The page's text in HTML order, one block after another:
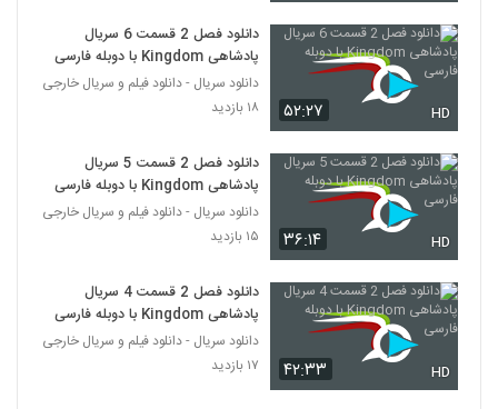
۵۲:۲۷ HD
دانلود فصل 2 قسمت 6 سریال
پادشاهی Kingdom با دوبله فارسی
دانلود سریال - دانلود فیلم و سریال خارجی
۱۸ بازدید
۳۶:۱۴ HD
دانلود فصل 2 قسمت 5 سریال
پادشاهی Kingdom با دوبله فارسی
دانلود سریال - دانلود فیلم و سریال خارجی
۱۵ بازدید
۴۲:۳۳ HD
دانلود فصل 2 قسمت 4 سریال
پادشاهی Kingdom با دوبله فارسی
دانلود سریال - دانلود فیلم و سریال خارجی
۱۷ بازدید